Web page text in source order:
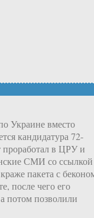
Украине вместо
кандидатура 72-
проработал в ЦРУ и
СМИ со ссылкой
пакета с
после чего его
потом позволили